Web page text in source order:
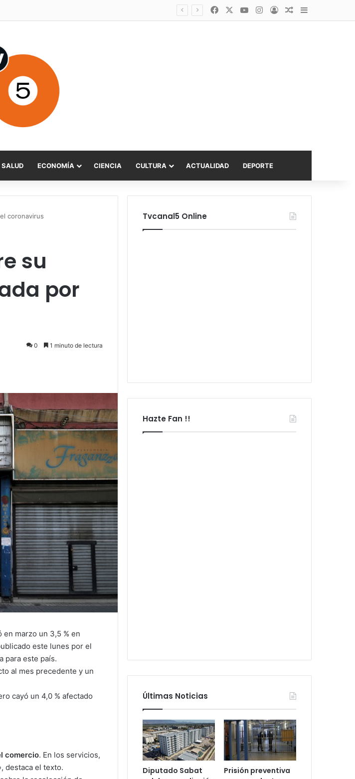
subsidio hipotecario con viviendas de hasta 6.000 UF FacebookYouTubeInstagram
AccesoPublicación al
Barra lateral
SALUD ECONOMÍA CIENCIA CULTURA ACTUALIDAD DEPORTE
coronavirus
su
por
0 1 minuto de lectura
en marzo un 3,5 % en
este lunes por el
para este país.
al mes precedente y un
cayó un 4,0 % afectado
comercio. En los servicios,
destaca el texto.
Tvcanal5 Online
Hazte Fan !!
Últimas Noticias
Diputado Sabat
Prisión preventiva